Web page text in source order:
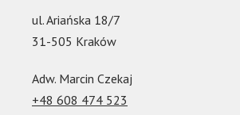
ul. Ariańska 18/7
31-505 Kraków
Adw. Marcin Czekaj
+48 608 474 523